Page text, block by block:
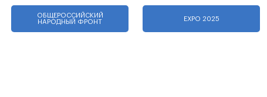
ОБЩЕРОССИЙСКИЙ
НАРОДНЫЙ ФРОНТ
EXPO 2025